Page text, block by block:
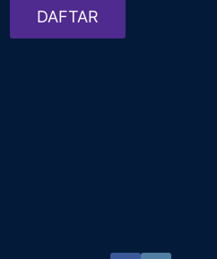
DAFTAR